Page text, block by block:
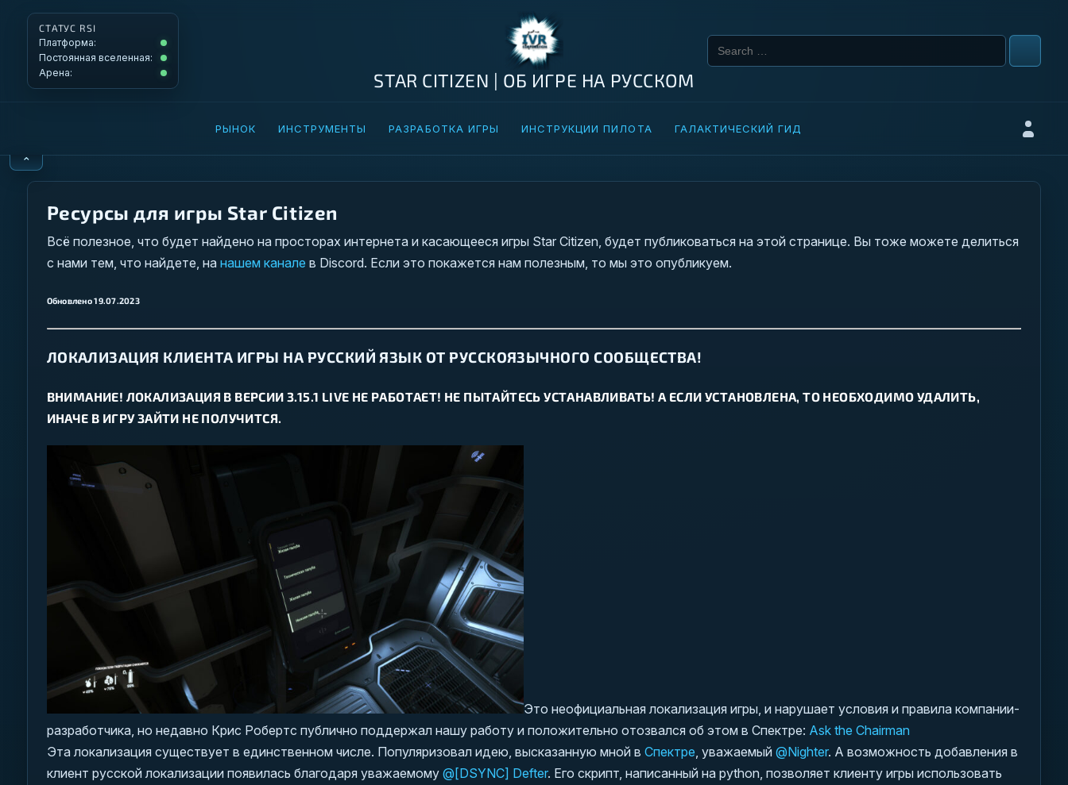
СТАТУС RSI
Платформа:
Платформа: Operational
Постоянная вселенная:
Постоянная вселенная: Operational
Арена:
Арена: Operational STAR CITIZEN | ОБ ИГРЕ НА РУССКОМ
Search for:
РЫНОК ИНСТРУМЕНТЫ РАЗРАБОТКА ИГРЫ ИНСТРУКЦИИ ПИЛОТА ГАЛАКТИЧЕСКИЙ ГИД Войти
⌃
Ресурсы для игры Star Citizen
Всё полезное, что будет найдено на просторах интернета и касающееся игры Star Citizen, будет публиковаться на этой странице. Вы тоже можете делиться
с нами тем, что найдете, на нашем канале в Discord. Если это покажется нам полезным, то мы это опубликуем.
Обновлено 19.07.2023
ЛОКАЛИЗАЦИЯ КЛИЕНТА ИГРЫ НА РУССКИЙ ЯЗЫК ОТ РУССКОЯЗЫЧНОГО СООБЩЕСТВА!
ВНИМАНИЕ! ЛОКАЛИЗАЦИЯ В ВЕРСИИ 3.15.1 LIVE НЕ РАБОТАЕТ! НЕ ПЫТАЙТЕСЬ УСТАНАВЛИВАТЬ! А ЕСЛИ УСТАНОВЛЕНА, ТО НЕОБХОДИМО УДАЛИТЬ,
ИНАЧЕ В ИГРУ ЗАЙТИ НЕ ПОЛУЧИТСЯ.
Это неофициальная локализация игры, и нарушает условия и правила компании-
разработчика, но недавно Крис Робертс публично поддержал нашу работу и положительно отозвался об этом в Спектре: Ask the Chairman
Эта локализация существует в единственном числе. Популяризовал идею, высказанную мной в Спектре , уважаемый @Nighter. А возможность добавления в
клиент русской локализации появилась благодаря уважаемому @[DSYNC] Defter. Его скрипт, написанный на python, позволяет клиенту игры использовать